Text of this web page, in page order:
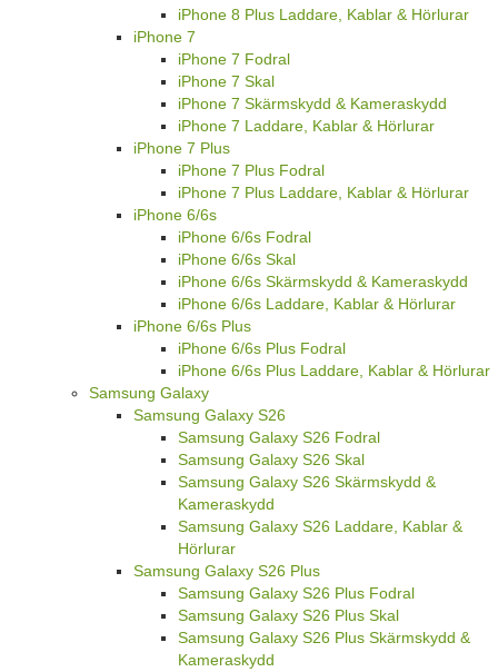
iPhone 8 Plus Laddare, Kablar & Hörlurar
iPhone 7
iPhone 7 Fodral
iPhone 7 Skal
iPhone 7 Skärmskydd & Kameraskydd
iPhone 7 Laddare, Kablar & Hörlurar
iPhone 7 Plus
iPhone 7 Plus Fodral
iPhone 7 Plus Laddare, Kablar & Hörlurar
iPhone 6/6s
iPhone 6/6s Fodral
iPhone 6/6s Skal
iPhone 6/6s Skärmskydd & Kameraskydd
iPhone 6/6s Laddare, Kablar & Hörlurar
iPhone 6/6s Plus
iPhone 6/6s Plus Fodral
iPhone 6/6s Plus Laddare, Kablar & Hörlurar
Samsung Galaxy
Samsung Galaxy S26
Samsung Galaxy S26 Fodral
Samsung Galaxy S26 Skal
Samsung Galaxy S26 Skärmskydd &
Kameraskydd
Samsung Galaxy S26 Laddare, Kablar &
Hörlurar
Samsung Galaxy S26 Plus
Samsung Galaxy S26 Plus Fodral
Samsung Galaxy S26 Plus Skal
Samsung Galaxy S26 Plus Skärmskydd &
Kameraskydd